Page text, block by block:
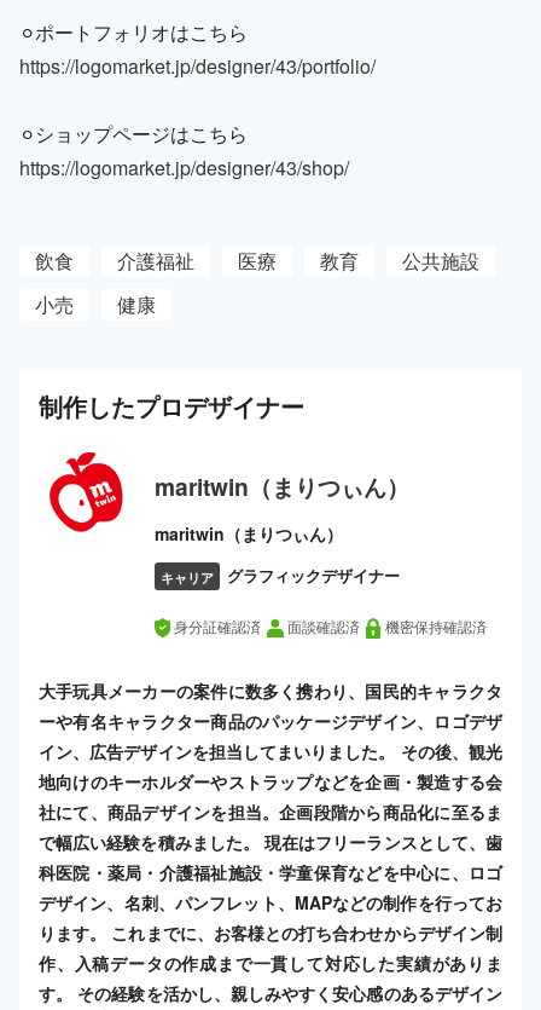
⚪︎ポートフォリオはこちら
https://logomarket.jp/designer/43/portfolio/
⚪︎ショップページはこちら
https://logomarket.jp/designer/43/shop/
飲食 介護福祉 医療 教育
公共施設
小売
健康
制作したプロデザイナー
maritwin（まりつぃん）
maritwin（まりつぃん）
キャリア グラフィックデザイナー
身分証確認済 面談確認済 機密保持確認済
大手玩具メーカーの案件に数多く携わり、国民的キャラクタ
ーや有名キャラクター商品のパッケージデザイン、ロゴデザ
イン、広告デザインを担当してまいりました。 その後、観光
地向けのキーホルダーやストラップなどを企画・製造する会
社にて、商品デザインを担当。企画段階から商品化に至るま
で幅広い経験を積みました。 現在はフリーランスとして、歯
科医院・薬局・介護福祉施設・学童保育などを中心に、ロゴ
デザイン、名刺、パンフレット、MAPなどの制作を行ってお
ります。 これまでに、お客様との打ち合わせからデザイン制
作、入稿データの作成まで一貫して対応した実績がありま
す。 その経験を活かし、親しみやすく安心感のあるデザイン